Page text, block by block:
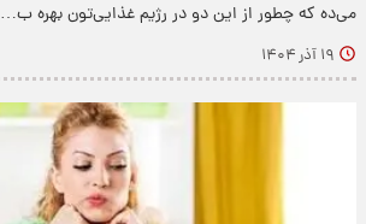
می‌ده که چطور از این دو در رژیم غذایی‌تون بهره ب…
۱۹ آذر ۱۴۰۴